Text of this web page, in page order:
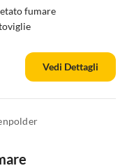
fumare
Vedi Dettagli